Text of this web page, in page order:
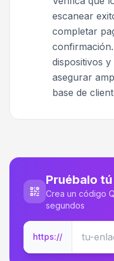
escanear
completar
dispositivos
asegurar
base de
Pruébalo
Crea un código
segundos
https://